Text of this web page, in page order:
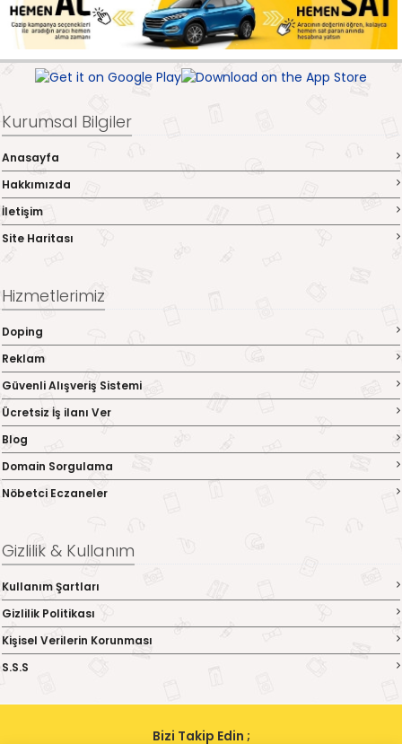
Kurumsal Bilgiler
Anasayfa
Hakkımızda
İletişim
Site Haritası
Hizmetlerimiz
Doping
Reklam
Güvenli Alışveriş Sistemi
Ücretsiz İş ilanı Ver
Blog
Domain Sorgulama
Nöbetci Eczaneler
Gizlilik & Kullanım
Kullanım Şartları
Gizlilik Politikası
Kişisel Verilerin Korunması
S.S.S
Bizi Takip Edin ;